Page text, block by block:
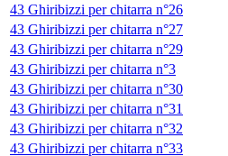
43 Ghiribizzi per chitarra n°26
43 Ghiribizzi per chitarra n°27
43 Ghiribizzi per chitarra n°29
43 Ghiribizzi per chitarra n°3
43 Ghiribizzi per chitarra n°30
43 Ghiribizzi per chitarra n°31
43 Ghiribizzi per chitarra n°32
43 Ghiribizzi per chitarra n°33